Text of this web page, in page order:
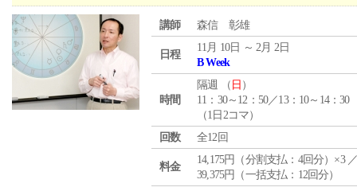
講師 森信 彰雄
日程
11月 10日 ～ 2月 2日
B Week
時間
隔週 （ 日 ）
11：30～12：50／13：10～14：30
（1日2コマ）
回数
全12回
料金
14,175円（分割支払：4回分）×3
39,375円（一括支払：12回分）